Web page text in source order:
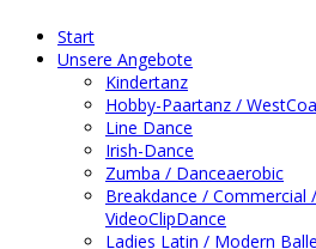
Start
Unsere Angebote
Kindertanz
Hobby-Paartanz /
Line Dance
Irish-Dance
Zumba / Danceaerobic
Breakdance / Commercial
VideoClipDance
Ladies Latin / Modern